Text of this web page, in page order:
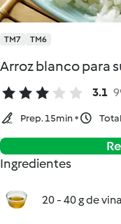
TM7 TM6
Arroz blanco para
3.1
Prep. 15min
Ingredientes
20 - 40 g de